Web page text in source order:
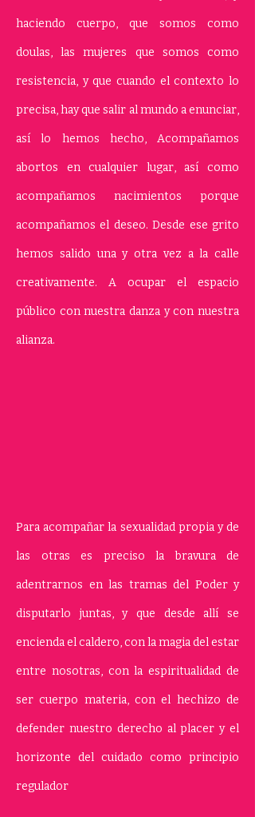
haciendo cuerpo, que somos como
doulas, las mujeres que somos como
resistencia, y que cuando el contexto lo
precisa, hay que salir al mundo a enunciar,
así lo hemos hecho, Acompañamos
abortos en cualquier lugar, así como
acompañamos nacimientos porque
acompañamos el deseo. Desde ese grito
hemos salido una y otra vez a la calle
creativamente. A ocupar el espacio
público con nuestra danza y con nuestra
alianza.
Para acompañar la sexualidad propia y de
las otras es preciso la bravura de
adentrarnos en las tramas del Poder y
disputarlo juntas, y que desde allí se
encienda el caldero, con la magia del estar
entre nosotras, con la espiritualidad de
ser cuerpo materia, con el hechizo de
defender nuestro derecho al placer y el
horizonte del cuidado como principio
regulador